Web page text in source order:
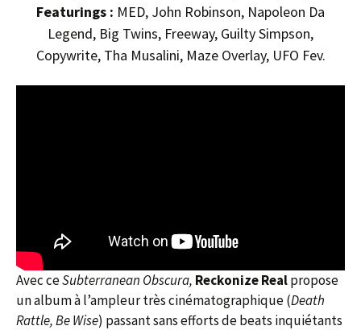
Featurings : MED, John Robinson, Napoleon Da
Legend, Big Twins, Freeway, Guilty Simpson,
Copywrite, Tha Musalini, Maze Overlay, UFO Fev.
Avec ceSubterranean Obscura, Reckonize Realpropose
un album à l’ampleur très cinématographique (Death
Rattle, Be Wise) passant sans efforts de beats inquiétants